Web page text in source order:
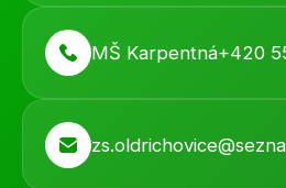
MŠ Karpentná+420